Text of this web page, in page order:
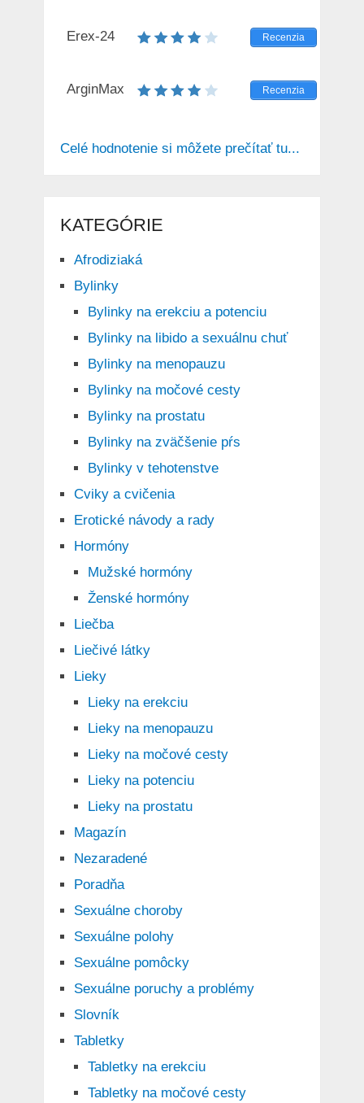
Erex-24 Recenzia
ArginMax Recenzia
Celé hodnotenie si môžete prečítať tu...
KATEGÓRIE
Afrodiziaká
Bylinky
Bylinky na erekciu a potenciu
Bylinky na libido a sexuálnu chuť
Bylinky na menopauzu
Bylinky na močové cesty
Bylinky na prostatu
Bylinky na zväčšenie pŕs
Bylinky v tehotenstve
Cviky a cvičenia
Erotické návody a rady
Hormóny
Mužské hormóny
Ženské hormóny
Liečba
Liečivé látky
Lieky
Lieky na erekciu
Lieky na menopauzu
Lieky na močové cesty
Lieky na potenciu
Lieky na prostatu
Magazín
Nezaradené
Poradňa
Sexuálne choroby
Sexuálne polohy
Sexuálne pomôcky
Sexuálne poruchy a problémy
Slovník
Tabletky
Tabletky na erekciu
Tabletky na močové cesty